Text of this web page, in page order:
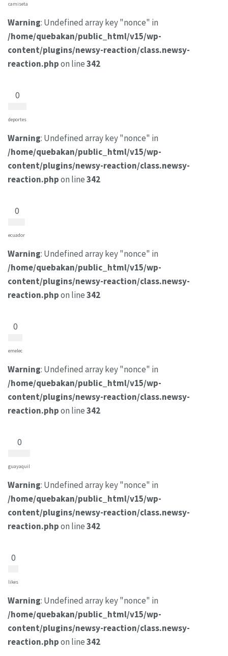
camiseta
Warning: Undefined array key "nonce" in
/home/quebakan/public_html/v15/wp-
content/plugins/newsy-reaction/class.newsy-
reaction.phpon line342
0
deportes
Warning: Undefined array key "nonce" in
/home/quebakan/public_html/v15/wp-
content/plugins/newsy-reaction/class.newsy-
reaction.phpon line342
0
ecuador
Warning: Undefined array key "nonce" in
/home/quebakan/public_html/v15/wp-
content/plugins/newsy-reaction/class.newsy-
reaction.phpon line342
0
emelec
Warning: Undefined array key "nonce" in
/home/quebakan/public_html/v15/wp-
content/plugins/newsy-reaction/class.newsy-
reaction.phpon line342
0
guayaquil
Warning: Undefined array key "nonce" in
/home/quebakan/public_html/v15/wp-
content/plugins/newsy-reaction/class.newsy-
reaction.phpon line342
0
likes
Warning: Undefined array key "nonce" in
/home/quebakan/public_html/v15/wp-
content/plugins/newsy-reaction/class.newsy-
reaction.phpon line342